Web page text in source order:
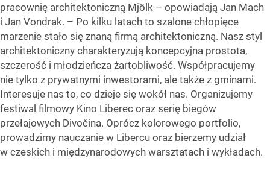
pracownię architektoniczną Mjölk – opowiadają Jan Mach
i Jan Vondrak. – Po kilku latach to szalone chłopięce
marzenie stało się znaną firmą architektoniczną. Nasz styl
architektoniczny charakteryzują koncepcyjna prostota,
szczerość i młodzieńcza żartobliwość. Współpracujemy
nie tylko z prywatnymi inwestorami, ale także z gminami.
Interesuje nas to, co dzieje się wokół nas. Organizujemy
festiwal filmowy Kino Liberec oraz serię biegów
przełajowych Divočina. Oprócz kolorowego portfolio,
prowadzimy nauczanie w Libercu oraz bierzemy udział
w czeskich i międzynarodowych warsztatach i wykładach.